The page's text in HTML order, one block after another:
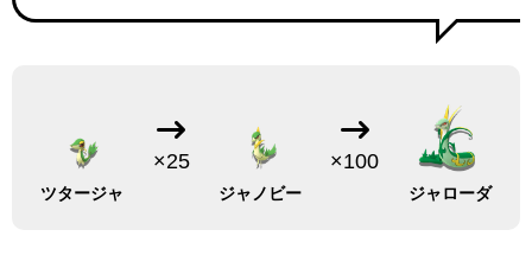
ツタージャ
×25
ジャノビー
×100
ジャローダ